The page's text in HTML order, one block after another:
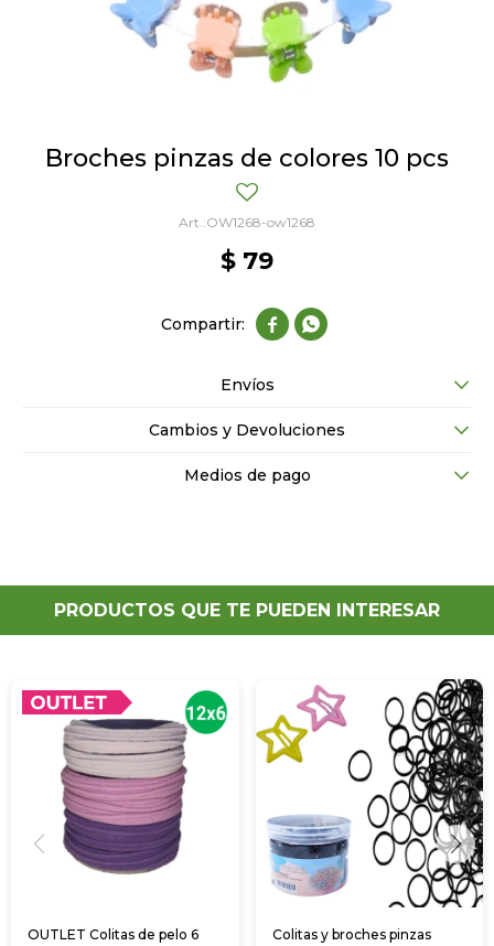
Broches pinzas de colores 10 pcs
OW1268-ow1268
$ 79
 
Envíos
Cambios y Devoluciones
Medios de pago
PRODUCTOS QUE TE PUEDEN INTERESAR
OUTLET Colitas de pelo 6
Colitas y broches pinzas